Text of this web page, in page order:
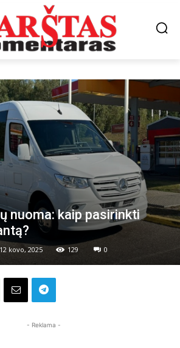
nuoma: kaip pasirinkti
12 kovo, 2025 129 0
- Reklama -